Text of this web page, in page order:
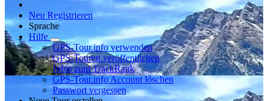
Neu Registrieren
Sprache
Hilfe
GPS-Tour.info verwenden
GPS-Touren veröffentlichen
Infos zum TrackRank
GPS-Tour.info Account löschen
Passwort vergessen